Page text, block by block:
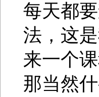
每天都
法，这
来一个
那当然